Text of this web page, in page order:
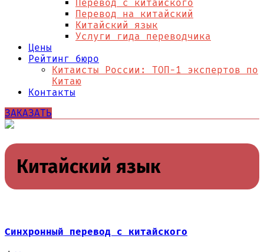
Перевод с китайского
Перевод на китайский
Китайский язык
Услуги гида переводчика
Цены
Рейтинг бюро
Китаисты России: ТОП-1 экспертов по
Китаю
Контакты
ЗАКАЗАТЬ
Китайский язык
Синхронный перевод с китайского